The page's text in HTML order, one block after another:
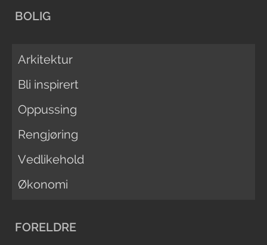
BOLIG
Arkitektur
Bli inspirert
Oppussing
Rengjøring
Vedlikehold
Økonomi
FORELDRE